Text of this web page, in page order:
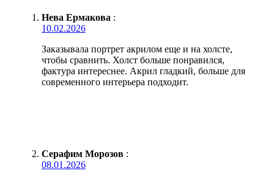
Нева Ермакова :
10.02.2026
Заказывала портрет акрилом еще и на холсте,
чтобы сравнить. Холст больше понравился,
фактура интереснее. Акрил гладкий, больше для
современного интерьера подходит.
Серафим Морозов :
08.01.2026